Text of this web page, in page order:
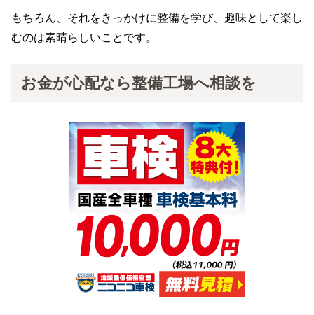
もちろん、それをきっかけに整備を学び、趣味として楽し
むのは素晴らしいことです。
お金が心配なら整備工場へ相談を